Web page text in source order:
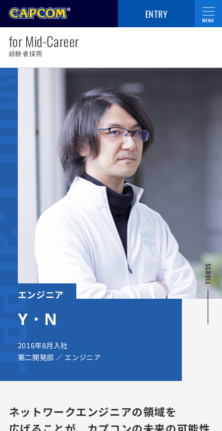
ENTRY
経験者採用
for Mid-Career
経験者採用
エンジニア
Y・N
2016年8月入社
第二開発部 ／ エンジニア
ネットワークエンジニアの領域を
SCROLL